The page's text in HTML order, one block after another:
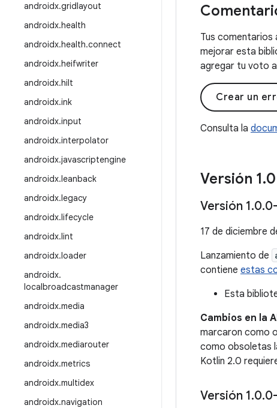
androidx.gridlayout
androidx.health
androidx.health.connect
androidx.heifwriter
androidx.hilt
androidx.ink
androidx.input
androidx.interpolator
androidx.javascriptengine
androidx.leanback
androidx.legacy
androidx.lifecycle
androidx.lint
androidx.loader
androidx.
localbroadcastmanager
androidx.media
androidx.media3
androidx.mediarouter
androidx.metrics
androidx.multidex
androidx.navigation
Tus comentarios
mejorar esta
agregar tu voto
Crear un
Consulta la
Versión 1.0
Versión 1.0.
17 de diciembre
Lanzamiento de
contiene estas
Esta
Cambios en la
marcaron como
como obsoletas
Kotlin 2.0
Versión 1.0.